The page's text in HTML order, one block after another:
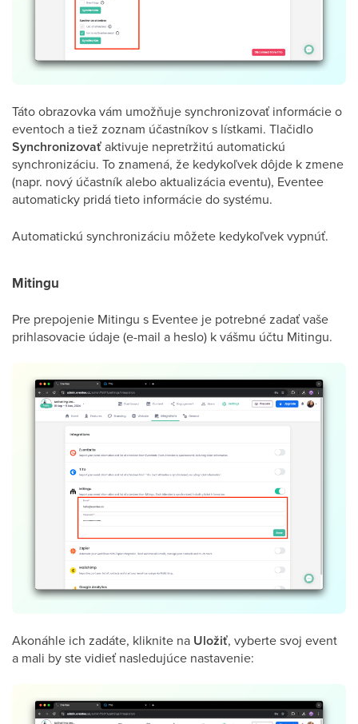
Táto obrazovka vám umožňuje synchronizovať informácie o
eventoch a tiež zoznam účastníkov s lístkami. Tlačidlo
Synchronizovaťaktivuje nepretržitú automatickú
synchronizáciu. To znamená, že kedykoľvek dôjde k zmene
(napr. nový účastník alebo aktualizácia eventu), Eventee
automaticky pridá tieto informácie do systému.
Automatickú synchronizáciu môžete kedykoľvek vypnúť.
Mitingu
Pre prepojenie Mitingu s Eventee je potrebné zadať vaše
prihlasovacie údaje (e-mail a heslo) k vášmu účtu Mitingu.
Akonáhle ich zadáte, kliknite na Uložiť, vyberte svoj event
a mali by ste vidieť nasledujúce nastavenie: